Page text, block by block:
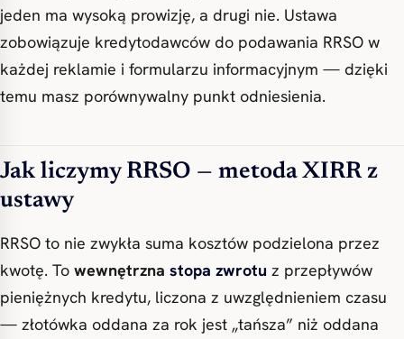
jeden ma wysoką prowizję, a drugi nie. Ustawa
zobowiązuje kredytodawców do podawania RRSO w
każdej reklamie i formularzu informacyjnym — dzięki
temu masz porównywalny punkt odniesienia.
Jak liczymy RRSO — metoda XIRR z
ustawy
RRSO to nie zwykła suma kosztów podzielona przez
kwotę. To wewnętrzna stopa zwrotu z przepływów
pieniężnych kredytu, liczona z uwzględnieniem czasu
— złotówka oddana za rok jest „tańsza” niż oddana